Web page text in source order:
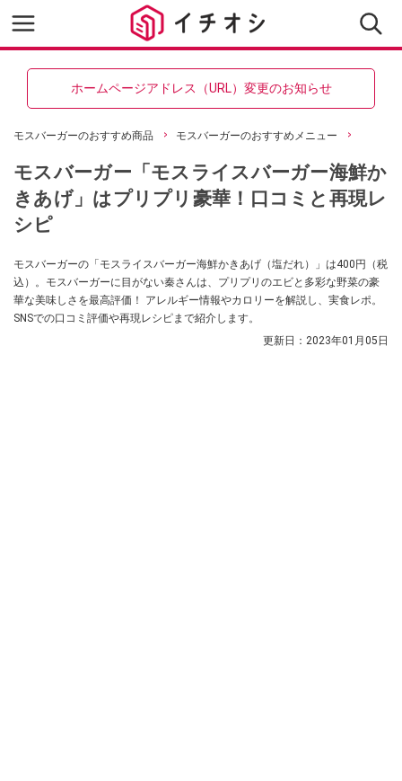
ホームページアドレス（URL）変更のお知らせ
モスバーガーのおすすめ商品 モスバーガーのおすすめメニュー
モスバーガー「モスライスバーガー海鮮か
きあげ」はプリプリ豪華！口コミと再現レ
シピ
モスバーガーの「モスライスバーガー海鮮かきあげ（塩だれ）」は400円（税
込）。モスバーガーに目がない秦さんは、プリプリのエビと多彩な野菜の豪
華な美味しさを最高評価！ アレルギー情報やカロリーを解説し、実食レポ。
SNSでの口コミ評価や再現レシピまで紹介します。
更新日： 2023年01月05日